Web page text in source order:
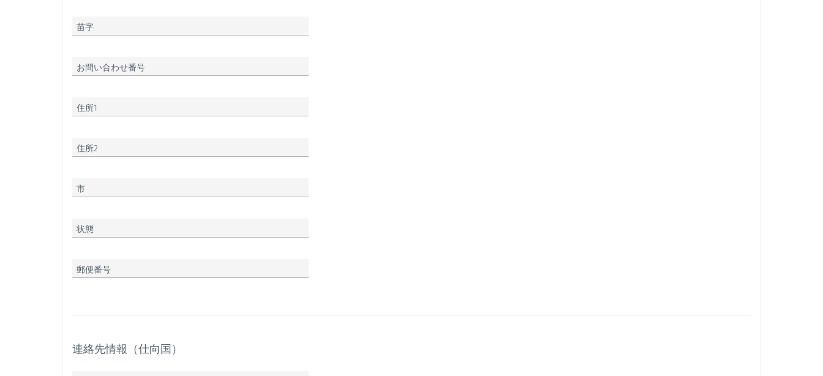
苗字
お問い合わせ番号
住所1
住所2
市
状態
郵便番号
連絡先情報（仕向国）